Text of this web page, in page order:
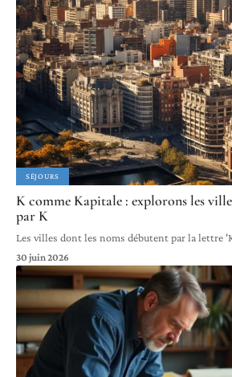
SÉJOURS
K comme Kapitale : explorons les
par K
Les villes dont les noms débutent par la lettre
30 juin 2026